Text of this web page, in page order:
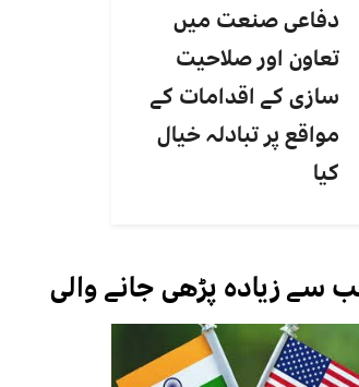
دفاعی صنعت میں
تعاون اور صلاحیت
سازی کے اقدامات کے
مواقع پر تبادلہ خیال
کیا
سے زیادہ پڑھی جانے والی